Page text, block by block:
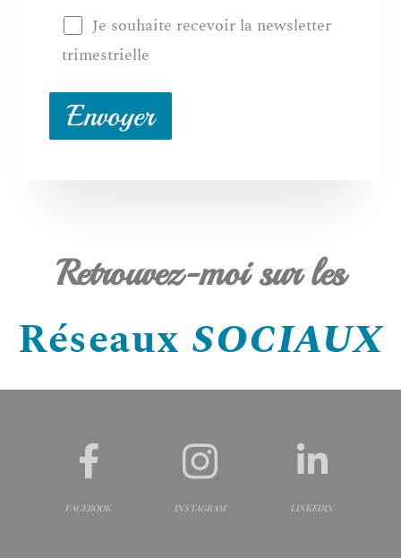
Je souhaite recevoir la newsletter
trimestrielle
Retrouvez-moi sur les
Réseaux SOCIAUX
FACEBOOK INSTAGRAM LINKEDIN